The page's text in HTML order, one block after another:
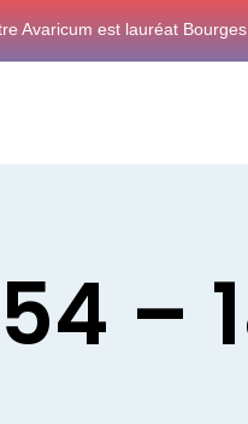
Avaricum est lauréat
–